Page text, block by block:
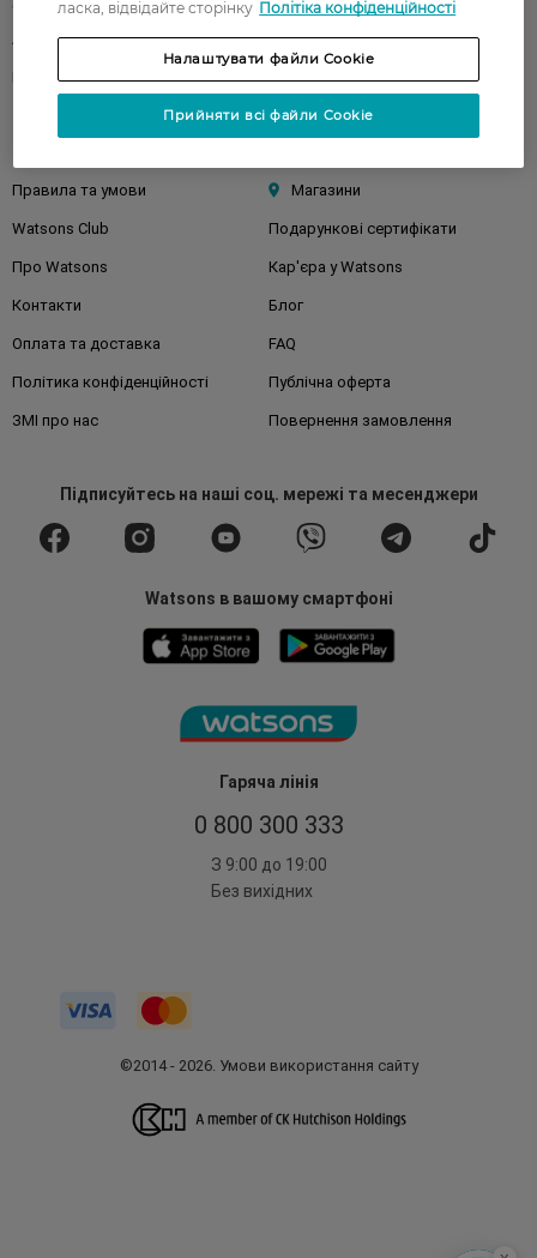
Гаряча лінія
0 800 300 333
З 9:00 до 19:00
Без вихідних
Аксесуари Дерматокосметика
Бренди
Правила та умови Магазини
Watsons Club Подарункові сертифікати
Про Watsons Кар'єра у Watsons
Контакти Блог
Оплата та доставка FAQ
Політика конфіденційності Публічна оферта
ЗМІ про нас Повернення замовлення
Підписуйтесьна наші соц. мережі та месенджери
Watsons в вашому смартфоні
©2014 - 2026. Умови використання сайту
ласка, відвідайте сторінку Політіка конфіденційності
Налаштувати файли Cookie
Прийняти всі файли Cookie